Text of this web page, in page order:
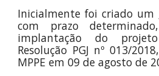
Inicialmente foi criado
com prazo
implantação do
Resolução PGJ nº 013/
MPPE em 09 de agosto de